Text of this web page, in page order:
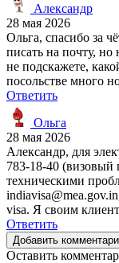
Александр
28 мая 2026
Ольга, спасибо за
писать на почту, но
не подскажете,
посольстве много
Ответить
Ольга
28 мая 2026
Александр, для
783-18-40 (визовый
техническими
visa. Я своим
Ответить
Добавить
Оставить